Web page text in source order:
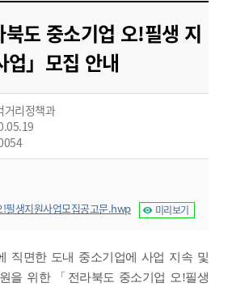
도
시
군
산
도 중소기업 오!필생 지
업」모집 안내
거리정책과
필생지원사업모집공고문.hwp 미리보기
직면한 도내 중소기업에 사업 지속 및
을 위한 「전라북도 중소기업 오!필생